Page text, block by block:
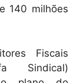
140 milhões
Fiscais
Sindical)